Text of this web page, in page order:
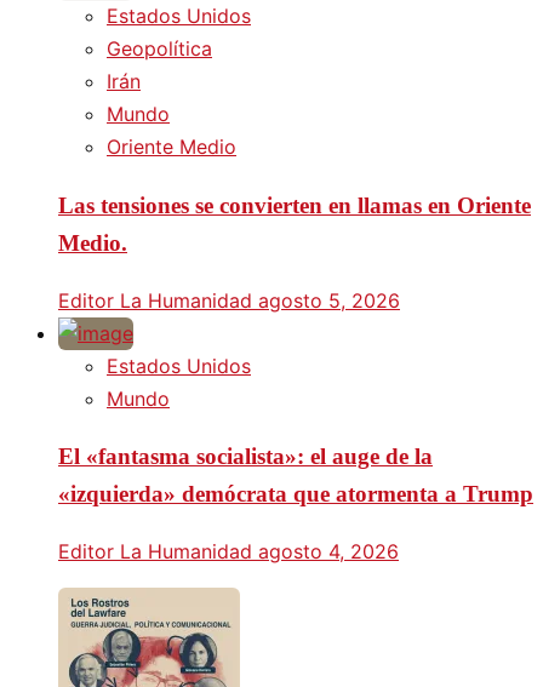
Estados Unidos
Geopolítica
Irán
Mundo
Oriente Medio
Las tensiones se convierten en llamas en Oriente
Medio.
Editor La Humanidad agosto 5, 2026
Estados Unidos
Mundo
El «fantasma socialista»: el auge de la
«izquierda» demócrata que atormenta a Trump
Editor La Humanidad agosto 4, 2026